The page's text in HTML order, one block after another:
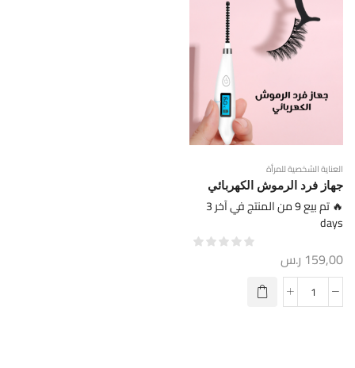
العناية الشخصية للمرأة
جهاز فرد الرموش الكهربائي
🔥 تم بيع 9 من المنتج في آخر 3
days
159,00 ر.س